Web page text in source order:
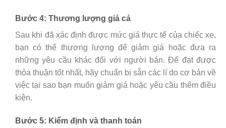
Bước 4: Thương lượng giá cả
Sau khi đã xác định được mức giá thực tế của chiếc xe,
bạn có thể thương lượng để giảm giá hoặc đưa ra
những yêu cầu khác đối với người bán. Để đạt được
thỏa thuận tốt nhất, hãy chuẩn bị sẵn các lí do cơ bản về
việc tại sao bạn muốn giảm giá hoặc yêu cầu thêm điều
kiện.
Bước 5: Kiểm định và thanh toán